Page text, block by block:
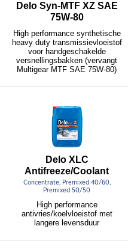
Delo Syn-MTF XZ SAE
75W-80
High performance synthetische
heavy duty transmissievloeistof
voor handgeschakelde
versnellingsbakken (vervangt
Multigear MTF SAE 75W-80)
Delo XLC
Antifreeze/Coolant
Concentrate, Premixed 40/60,
Premixed 50/50
High performance
antivries/koelvloeistof met
langere levensduur